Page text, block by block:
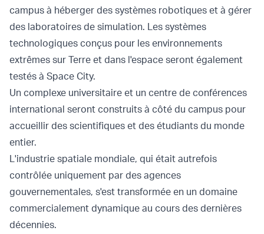
campus à héberger des systèmes robotiques et à gérer
des laboratoires de simulation. Les systèmes
technologiques conçus pour les environnements
extrêmes sur Terre et dans l'espace seront également
testés à Space City.
Un complexe universitaire et un centre de conférences
international seront construits à côté du campus pour
accueillir des scientifiques et des étudiants du monde
entier.
L'industrie spatiale mondiale, qui était autrefois
contrôlée uniquement par des agences
gouvernementales, s'est transformée en un domaine
commercialement dynamique au cours des dernières
décennies.